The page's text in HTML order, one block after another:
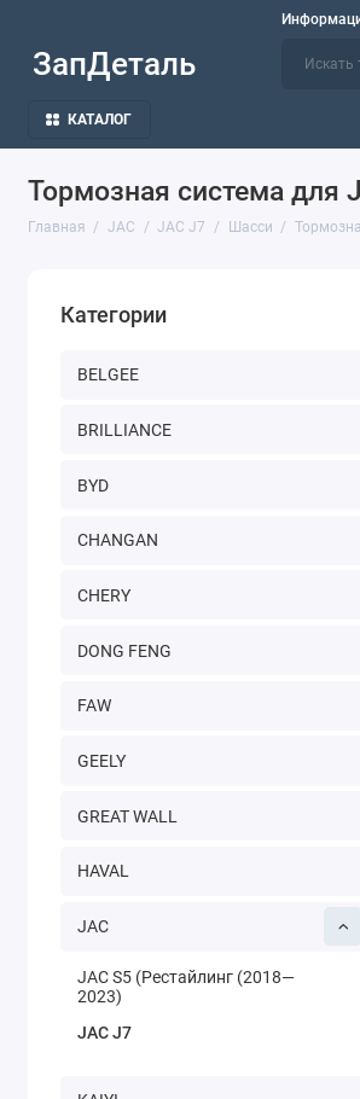
ЗапДеталь
КАТАЛОГ
Тормозная система для
Главная JAC JAC J7 Шасси
Категории
BELGEE
BRILLIANCE
BYD
CHANGAN
CHERY
DONG FENG
FAW
GEELY
GREAT WALL
HAVAL
JAC
JAC S5 (Рестайлинг (2018—
2023)
JAC J7